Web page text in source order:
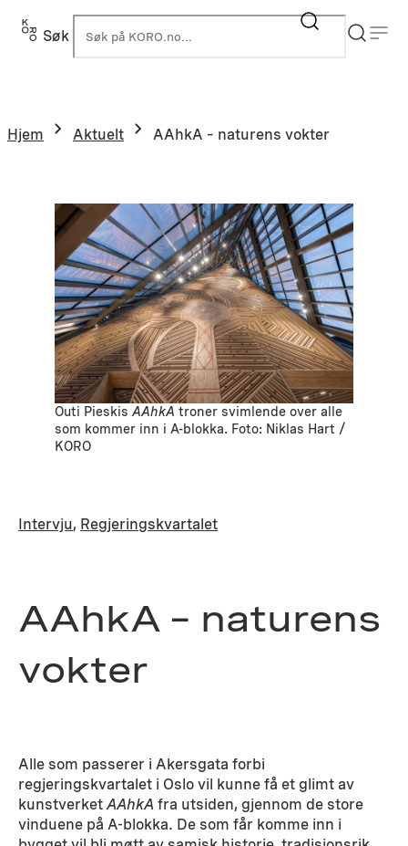
Hopp
Søk
Hjem Aktuelt AAhkA – naturens vokter
Outi PieskisAAhkAtroner svimlende over alle
som kommer inn i A-blokka. Foto: Niklas Hart /
KORO
Intervju, Regjeringskvartalet
AAhkA – naturens
vokter
Alle som passerer i Akersgata forbi
regjeringskvartalet i Oslo vil kunne få et glimt av
kunstverketAAhkA fra utsiden, gjennom de store
vinduene på A-blokka. De som får komme inn i